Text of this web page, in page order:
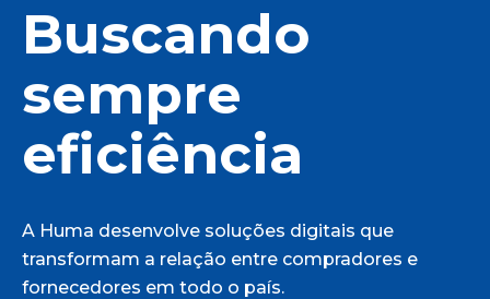
Buscando
sempre
eficiência
A Huma desenvolve soluções digitais que
transformam a relação entre compradores e
fornecedores em todo o país.